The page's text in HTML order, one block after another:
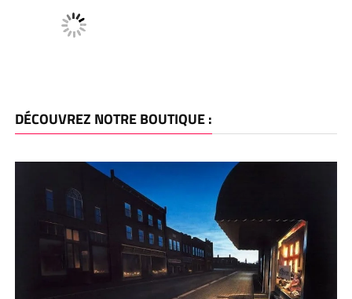
DÉCOUVREZ NOTRE BOUTIQUE :